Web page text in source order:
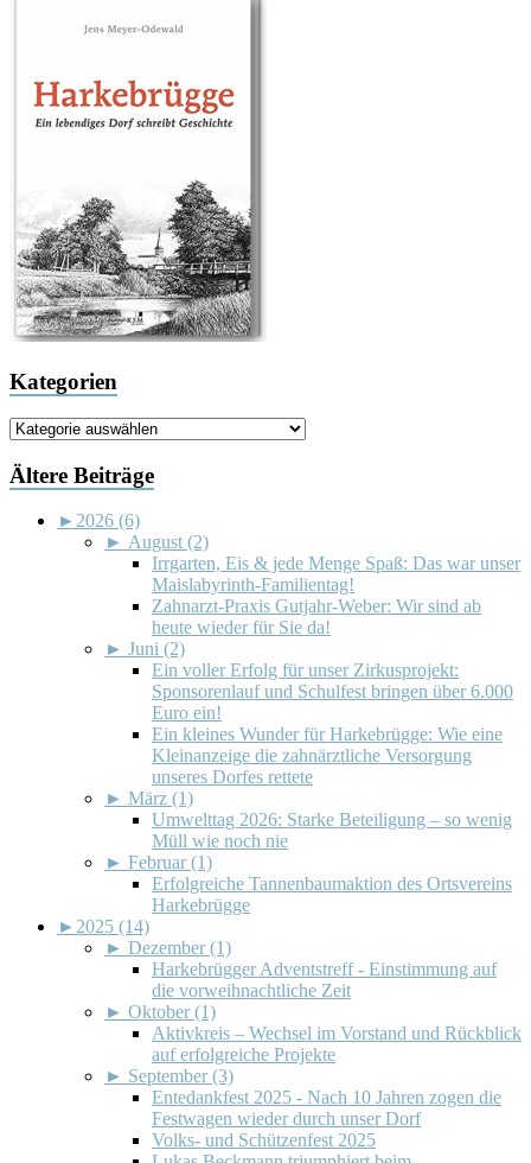
Kategorien
Kategorien
Ältere Beiträge
► 2026 (6)
► August (2)
Irrgarten, Eis & jede Menge Spaß: Das war unser
Maislabyrinth-Familientag!
Zahnarzt-Praxis Gutjahr-Weber: Wir sind ab
heute wieder für Sie da!
► Juni (2)
Ein voller Erfolg für unser Zirkusprojekt:
Sponsorenlauf und Schulfest bringen über 6.000
Euro ein!
Ein kleines Wunder für Harkebrügge: Wie eine
Kleinanzeige die zahnärztliche Versorgung
unseres Dorfes rettete
► März (1)
Umwelttag 2026: Starke Beteiligung – so wenig
Müll wie noch nie
► Februar (1)
Erfolgreiche Tannenbaumaktion des Ortsvereins
Harkebrügge
► 2025 (14)
► Dezember (1)
Harkebrügger Adventstreff - Einstimmung auf
die vorweihnachtliche Zeit
► Oktober (1)
Aktivkreis – Wechsel im Vorstand und Rückblick
auf erfolgreiche Projekte
► September (3)
Entedankfest 2025 - Nach 10 Jahren zogen die
Festwagen wieder durch unser Dorf
Volks- und Schützenfest 2025